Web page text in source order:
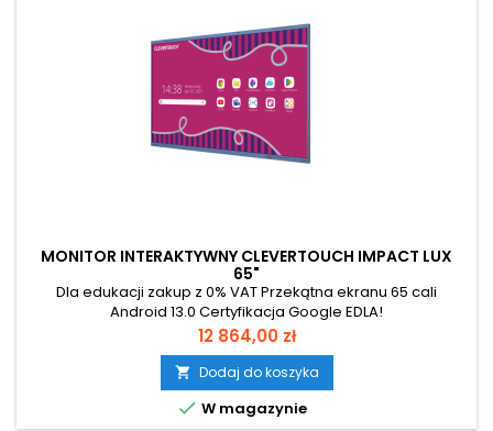
MONITOR INTERAKTYWNY CLEVERTOUCH IMPACT LUX
65"
Dla edukacji zakup z 0% VAT Przekątna ekranu 65 cali
Android 13.0 Certyfikacja Google EDLA!
Cena
12 864,00 zł
 Dodaj do koszyka
 W magazynie